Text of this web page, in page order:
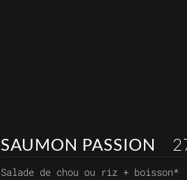
SAUMON PASSION
Salade de chou ou riz + boisson*